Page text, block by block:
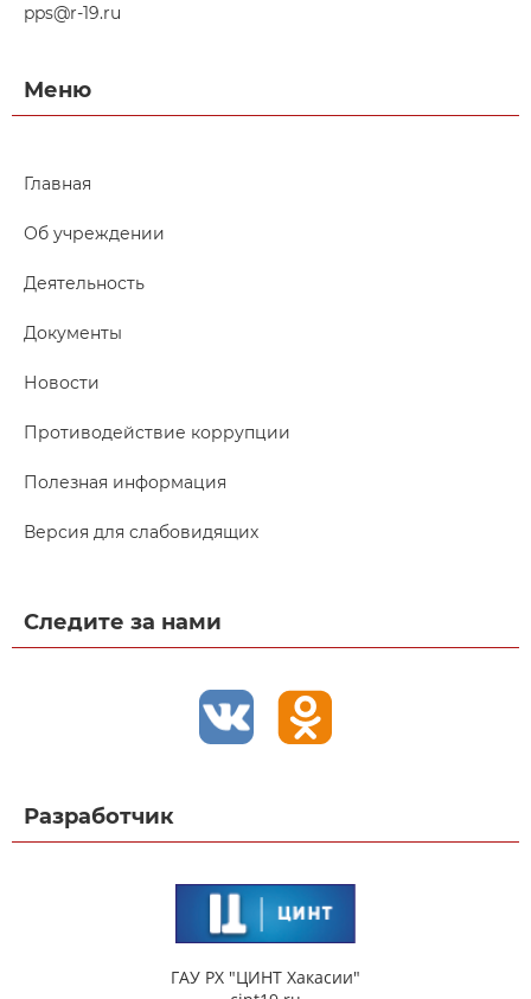
pps@r-19.ru
Меню
Главная
Об учреждении
Деятельность
Документы
Новости
Противодействие коррупции
Полезная информация
Версия для слабовидящих
Следите за нами
Разработчик
ГАУ РХ "ЦИНТ Хакасии"